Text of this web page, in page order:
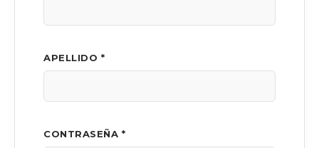
APELLIDO *
CONTRASEÑA *